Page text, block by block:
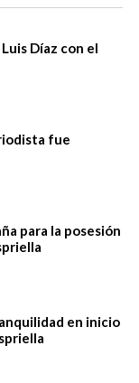
Díaz con el
fue
para la posesión
en inicio